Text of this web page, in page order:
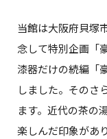
当館は大阪府貝塚
念して特別企画「
漆器だけの続編「
しました。そのさ
ます。近代の茶の
楽しんだ印象があ